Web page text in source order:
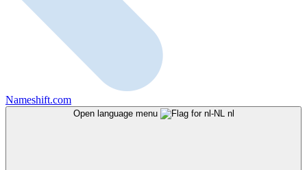
Nameshift.com
Open language menu nl